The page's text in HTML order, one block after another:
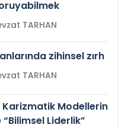
Prof.Dr. Nevzat TARHAN
zihinsel zırh
Prof.Dr. Nevzat TARHAN
Karizmatik Modellerin
Liderlik”